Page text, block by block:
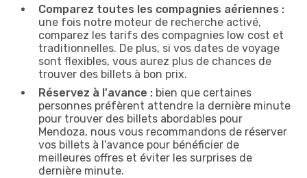
Comparez toutes les compagnies aériennes :
une fois notre moteur de recherche activé,
comparez les tarifs des compagnies low cost et
traditionnelles. De plus, si vos dates de voyage
sont flexibles, vous aurez plus de chances de
trouver des billets à bon prix.
Réservez à l'avance : bien que certaines
personnes préfèrent attendre la dernière minute
pour trouver des billets abordables pour
Mendoza, nous vous recommandons de réserver
vos billets à l'avance pour bénéficier de
meilleures offres et éviter les surprises de
dernière minute.